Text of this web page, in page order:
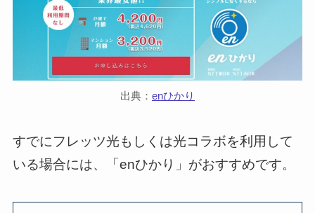
出典： enひかり
すでにフレッツ光もしくは光コラボを利用して
いる場合には、「enひかり」がおすすめです。